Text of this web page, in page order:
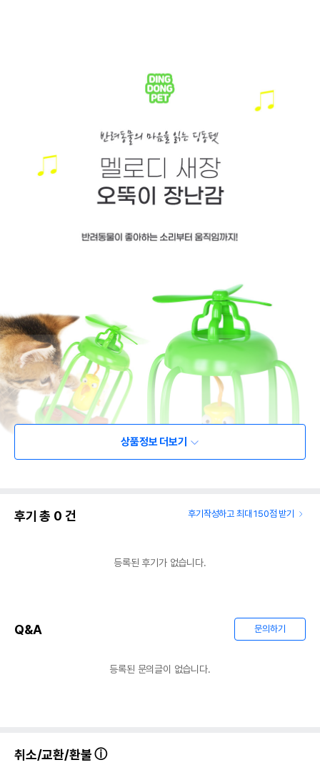
상품정보 더보기
후기 총 0 건 후기작성하고 최대 150점 받기
등록된 후기가 없습니다.
Q&A 문의하기
등록된 문의글이 없습니다.
취소/교환/환불